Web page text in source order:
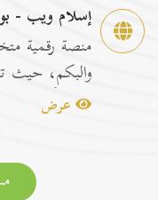
إسلام ويب -
منصة رقمية
والبكم، حيث
مترجماً با...
عرض